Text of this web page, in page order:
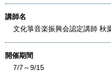
講師名
文化箏音楽振興会認定講師
開催期間
7/7～9/15